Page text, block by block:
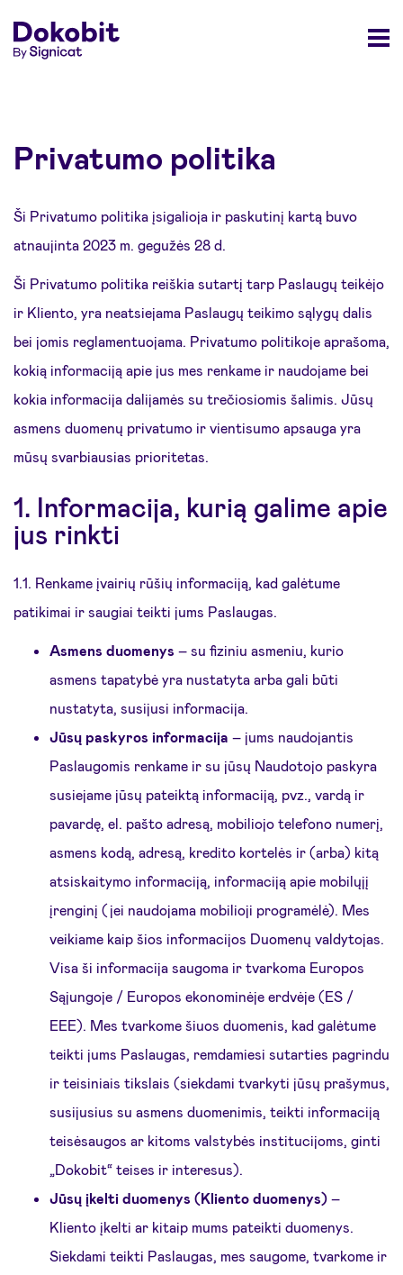
Privatumo politika
Ši Privatumo politika įsigalioja ir paskutinį kartą buvo
atnaujinta 2023 m. gegužės 28 d.
Ši Privatumo politika reiškia sutartį tarp Paslaugų teikėjo
ir Kliento, yra neatsiejama Paslaugų teikimo sąlygų dalis
bei jomis reglamentuojama. Privatumo politikoje aprašoma,
kokią informaciją apie jus mes renkame ir naudojame bei
kokia informacija dalijamės su trečiosiomis šalimis. Jūsų
asmens duomenų privatumo ir vientisumo apsauga yra
mūsų svarbiausias prioritetas.
1. Informacija, kurią galime apie
jus rinkti
1.1. Renkame įvairių rūšių informaciją, kad galėtume
patikimai ir saugiai teikti jums Paslaugas.
Asmens duomenys – su fiziniu asmeniu, kurio
asmens tapatybė yra nustatyta arba gali būti
nustatyta, susijusi informacija.
Jūsų paskyros informacija – jums naudojantis
Paslaugomis renkame ir su jūsų Naudotojo paskyra
susiejame jūsų pateiktą informaciją, pvz., vardą ir
pavardę, el. pašto adresą, mobiliojo telefono numerį,
asmens kodą, adresą, kredito kortelės ir (arba) kitą
atsiskaitymo informaciją, informaciją apie mobilųjį
įrenginį (jei naudojama mobilioji programėlė). Mes
veikiame kaip šios informacijos Duomenų valdytojas.
Visa ši informacija saugoma ir tvarkoma Europos
Sąjungoje / Europos ekonominėje erdvėje (ES /
EEE). Mes tvarkome šiuos duomenis, kad galėtume
teikti jums Paslaugas, remdamiesi sutarties pagrindu
ir teisiniais tikslais (siekdami tvarkyti jūsų prašymus,
susijusius su asmens duomenimis, teikti informaciją
teisėsaugos ar kitoms valstybės institucijoms, ginti
„Dokobit“ teises ir interesus).
Jūsų įkelti duomenys (Kliento duomenys) –
Kliento įkelti ar kitaip mums pateikti duomenys.
Siekdami teikti Paslaugas, mes saugome, tvarkome ir